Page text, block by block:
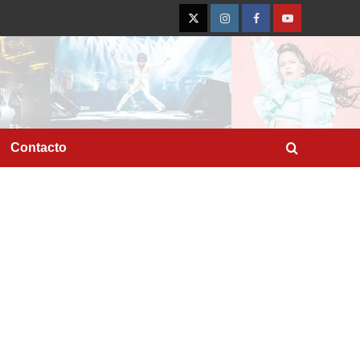
TwitterInstagramFacebookYouTube
Contacto